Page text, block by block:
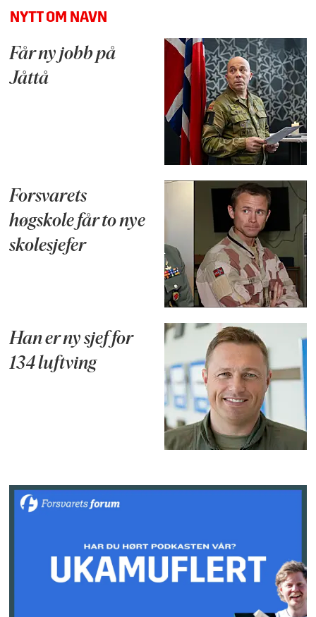
NYTT OM NAVN
Får ny jobb på
Jåttå
Forsvarets
høgskole får to nye
skolesjefer
Han er ny sjef for
134 luftving